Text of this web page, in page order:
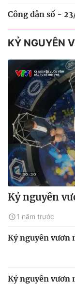
Công dân số -
KỶ NGUYÊN
Kỷ nguyên
1 năm trước
Kỷ nguyên
Kỷ nguyên